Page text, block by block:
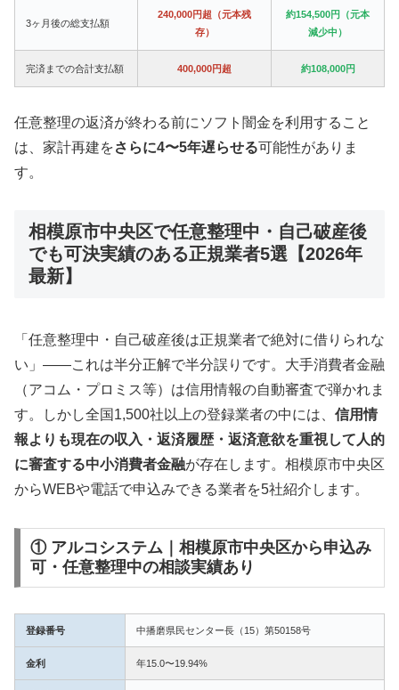
3ヶ月後の総支払額
240,000円超（元本残
存）
約154,500円（元本
減少中）
完済までの合計支払額 400,000円超 約108,000円
任意整理の返済が終わる前にソフト闇金を利用すること
は、家計再建をさらに4〜5年遅らせる可能性がありま
す。
相模原市中央区で任意整理中・自己破産後
でも可決実績のある正規業者5選【2026年
最新】
「任意整理中・自己破産後は正規業者で絶対に借りられな
い」——これは半分正解で半分誤りです。大手消費者金融
（アコム・プロミス等）は信用情報の自動審査で弾かれま
す。しかし全国1,500社以上の登録業者の中には、 信用情
報よりも現在の収入・返済履歴・返済意欲を重視して人的
に審査する中小消費者金融が存在します。相模原市中央区
からWEBや電話で申込みできる業者を5社紹介します。
① アルコシステム｜相模原市中央区から申込み
可・任意整理中の相談実績あり
登録番号 中播磨県民センター長（15）第50158号
金利 年15.0〜19.94%